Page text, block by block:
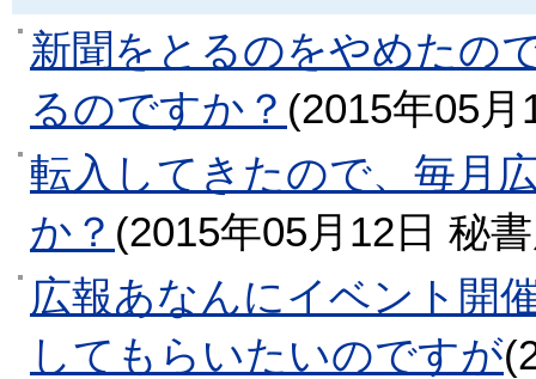
新聞をとるのをやめたの
るのですか？ (2015年05月
転入してきたので、毎月
か？ (2015年05月12日 秘
広報あなんにイベント開
してもらいたいのですが(